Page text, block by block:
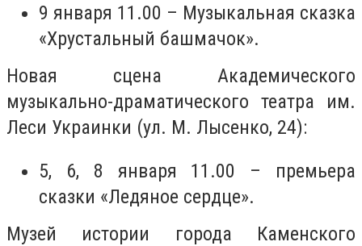
9 января 11.00 – Музыкальная сказка
«Хрустальный башмачок».
Новая сцена Академического
музыкально-драматического театра им.
Леси Украинки (ул. М. Лысенко, 24):
5, 6, 8 января 11.00 – премьера
сказки «Ледяное сердце».
Музей истории города Каменского